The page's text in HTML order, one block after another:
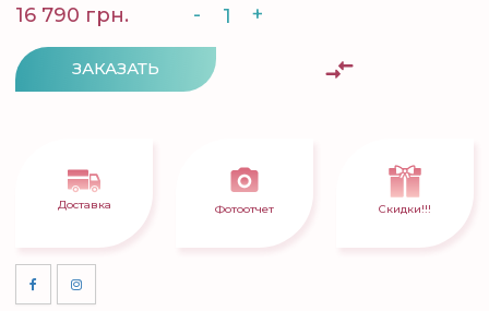
16 790 грн. - +
ЗАКАЗАТЬ
Доставка Фотоотчет Скидки!!!